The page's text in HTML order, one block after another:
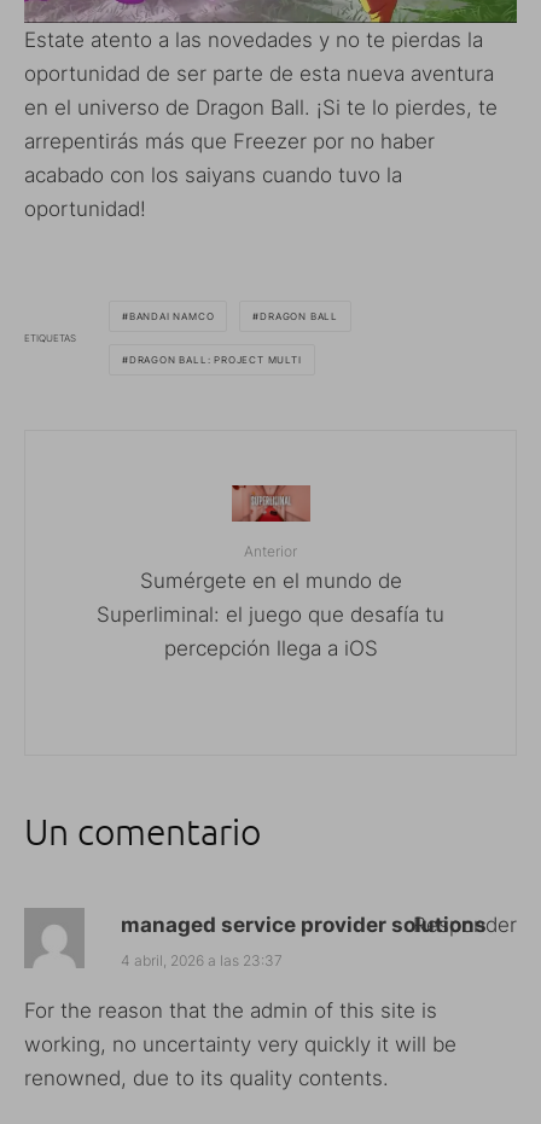
Estate atento a las novedades y no te pierdas la
oportunidad de ser parte de esta nueva aventura
en el universo de Dragon Ball. ¡Si te lo pierdes, te
arrepentirás más que Freezer por no haber
acabado con los saiyans cuando tuvo la
oportunidad!
ETIQUETAS
BANDAI NAMCO DRAGON BALL
DRAGON BALL: PROJECT MULTI
Anterior
Sumérgete en el mundo de
Superliminal: el juego que desafía tu
percepción llega a iOS
Un comentario
managed service provider solutions
4 abril, 2026 a las 23:37
For the reason that the admin of this site is
working, no uncertainty very quickly it will be
renowned, due to its quality contents.
Responder